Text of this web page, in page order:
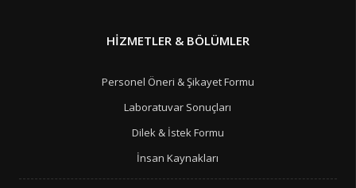
HIZMETLER & BÖLÜMLER
Personel Öneri & Şikayet Formu
Laboratuvar Sonuçları
Dilek & İstek Formu
İnsan Kaynakları